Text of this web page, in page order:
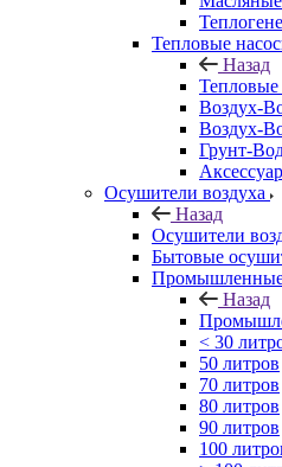
Тепловые
Назад
Тепловые
Воздух-
Воздух-
Грунт-
Осушители воздуха
Назад
Осушители
Бытовые
Назад
< 30
50 литров
70 литров
80 литров
90 литров
100